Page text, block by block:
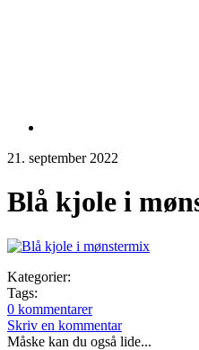
21. september 2022
Blå kjole i
Kategorier:
Tags:
0 kommentarer
Skriv en kommentar
Måske kan du også lide...